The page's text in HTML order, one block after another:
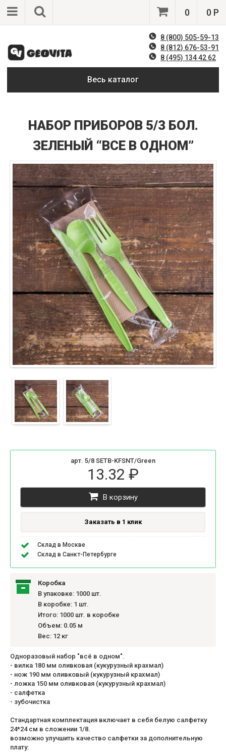
0 0 Р
8 (800) 505-59-13
8 (812) 676-53-91
8 (495) 134 42 62
Весь каталог
НАБОР ПРИБОРОВ 5/3 БОЛ.
ЗЕЛЕНЫЙ “ВСЕ В ОДНОМ”
арт. 5/8 SETB-KFSNT/Green
13.32 ₽
В корзину
Заказать в 1 клик
Склад в Москве
Склад в Санкт-Петербурге
Коробка
В упаковке: 1000 шт.
В коробке: 1 шт.
Итого: 1000 шт. в коробке
Объем: 0.05 м
Вес: 12 кг
Одноразовый набор "всё в одном".
- вилка 180 мм оливковая (кукурузный крахмал)
- нож 190 мм оливковый (кукурузный крахмал)
- ложка 150 мм оливковая (кукурузный крахмал)
- салфетка
- зубочистка
Стандартная комплектация включает в себя белую салфетку
24*24 см в сложении 1/8.
возможно улучшить качество салфетки за дополнительную
плату: